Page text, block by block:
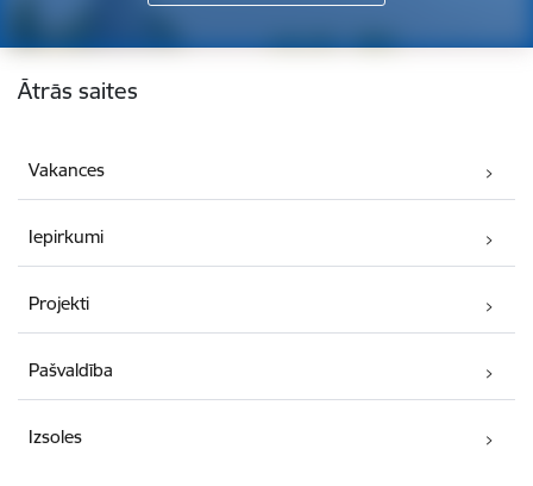
Kājene
Ātrās saites
Vakances
Iepirkumi
Projekti
Pašvaldība
Izsoles